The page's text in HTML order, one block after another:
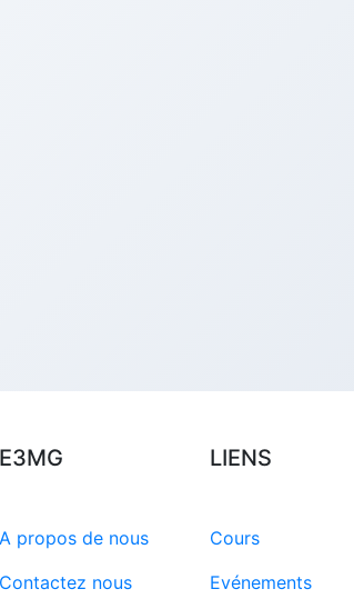
E3MG
A propos de nous
Contactez nous
LIENS
Cours
Evénements